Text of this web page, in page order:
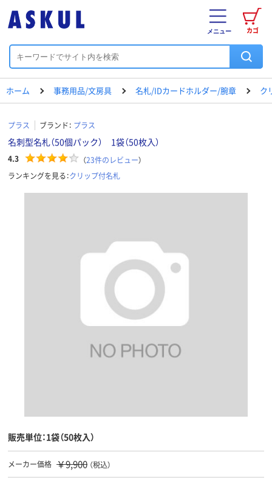
カゴ
メニュー
ホーム 事務用品/文房具 名札/IDカードホルダー/腕章 ク
プラス ブランド： プラス
名刺型名札（50個パック） 1袋（50枚入）
4.3 （23件のレビュー）
ランキングを見る：クリップ付名札
販売単位：1袋（50枚入）
メーカー価格 ￥9,900 （税込）